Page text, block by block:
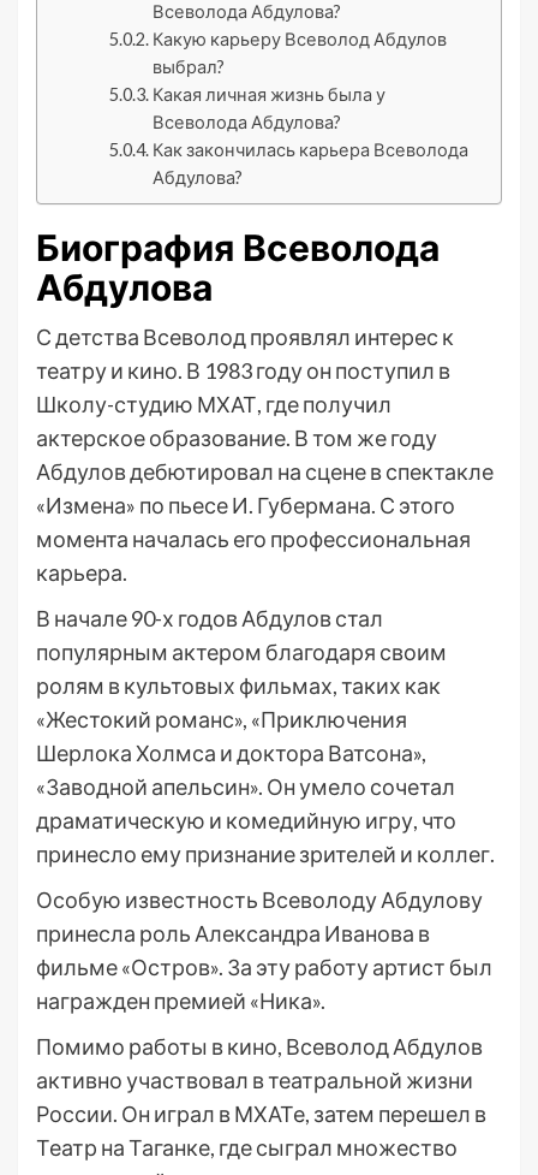
Всеволода Абдулова?
Какую карьеру Всеволод Абдулов
выбрал?
Какая личная жизнь была у
Всеволода Абдулова?
Как закончилась карьера Всеволода
Абдулова?
Биография Всеволода
Абдулова
С детства Всеволод проявлял интерес к
театру и кино. В 1983 году он поступил в
Школу-студию МХАТ, где получил
актерское образование. В том же году
Абдулов дебютировал на сцене в спектакле
«Измена» по пьесе И. Губермана. С этого
момента началась его профессиональная
карьера.
В начале 90-х годов Абдулов стал
популярным актером благодаря своим
ролям в культовых фильмах, таких как
«Жестокий романс», «Приключения
Шерлока Холмса и доктора Ватсона»,
«Заводной апельсин». Он умело сочетал
драматическую и комедийную игру, что
принесло ему признание зрителей и коллег.
Особую известность Всеволоду Абдулову
принесла роль Александра Иванова в
фильме «Остров». За эту работу артист был
награжден премией «Ника».
Помимо работы в кино, Всеволод Абдулов
активно участвовал в театральной жизни
России. Он играл в МХАТе, затем перешел в
Театр на Таганке, где сыграл множество